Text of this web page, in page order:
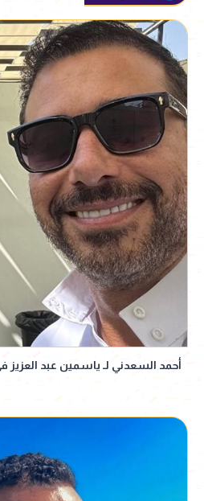
أحمد السعدني لـ ياسمين عبد العزيز